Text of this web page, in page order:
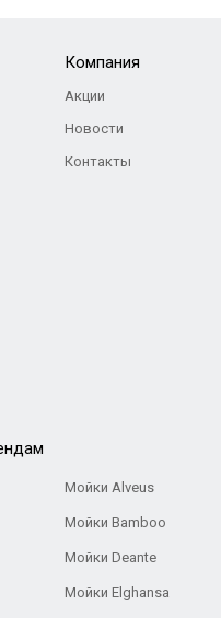
Компания
Акции
Новости
Контакты
Мойки Alveus
Мойки Bamboo
Мойки Deante
Мойки Elghansa